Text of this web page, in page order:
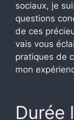
sociaux, je
questions
de ces
vais vous
pratiques de
mon
Durée